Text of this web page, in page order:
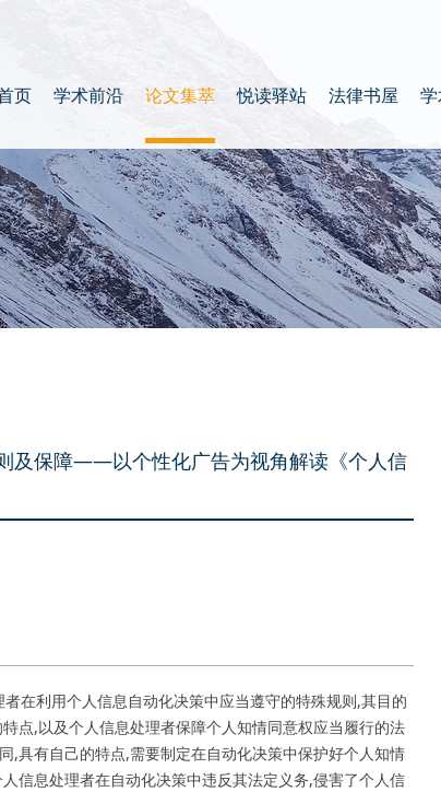
页 学术前沿 论文集萃 悦读驿站 法律书屋
及保障——以个性化广告为视角解读《个人信
在利用个人信息自动化决策中应当遵守的特殊规则,其目的
点,以及个人信息处理者保障个人知情同意权应当履行的法
,具有自己的特点,需要制定在自动化决策中保护好个人知情
信息处理者在自动化决策中违反其法定义务,侵害了个人信